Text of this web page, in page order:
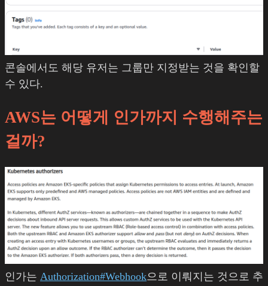
콘솔에서도 해당 유저는 그룹만 지정받는 것을 확인할
수 있다.
AWS는 어떻게 인가까지 수행해주는
걸까?
인가는 Authorization#Webhook으로 이뤄지는 것으로 추